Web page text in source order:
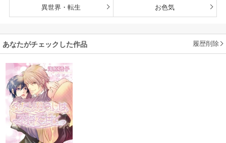
異世界・転生 お色気
あなたがチェックした作品 履歴削除